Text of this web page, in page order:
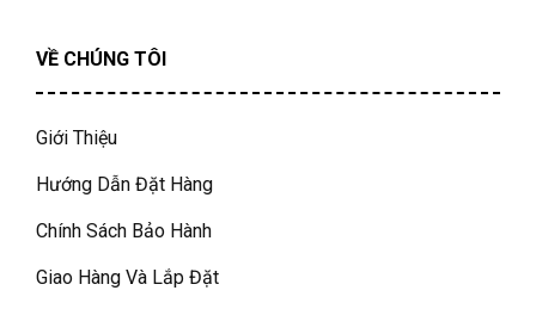
VỀ CHÚNG TÔI
Giới Thiệu
Hướng Dẫn Đặt Hàng
Chính Sách Bảo Hành
Giao Hàng Và Lắp Đặt